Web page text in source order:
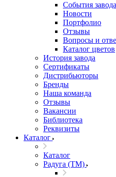
События завода
Новости
Портфолио
Отзывы
Вопросы и
Каталог цветов
История завода
Сертификаты
Дистрибьюторы
Бренды
Наша команда
Отзывы
Вакансии
Библиотека
Реквизиты
Каталог
Каталог
Радуга (ТМ)